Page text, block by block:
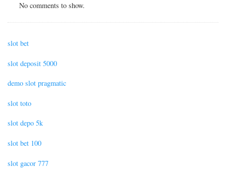
No comments to show.
slot bet
slot deposit 5000
demo slot pragmatic
slot toto
slot depo 5k
slot bet 100
slot gacor 777